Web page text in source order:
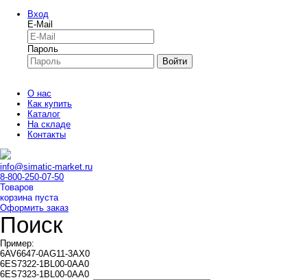
Вход
E-Mail
Пароль
Войти
О нас
Как купить
Каталог
На складе
Контакты
info@simatic-market.ru
8-800-250-07-50
Товаров
корзина пуста
Оформить заказ
Поиск
Пример:
6AV6647-0AG11-3AX0
6ES7322-1BL00-0AA0
6ES7323-1BL00-0AA0